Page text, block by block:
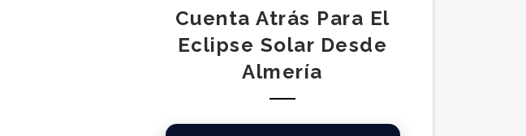
Cuenta Atrás Para El
Eclipse Solar Desde
Almería